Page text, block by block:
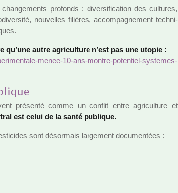
pro­fonds : diver­si­fi­ca­tion des cultu­res,
nou­vel­les filiè­res, accom­pa­gne­ment tech­ni­
qu’une autre agri­culture n’est pas une utopie :
menee-10-ans-montre-poten­tiel-sys­te­mes-
pré­senté comme un conflit entre agri­culture et
est celui de la santé publi­que.
sont désor­mais lar­ge­ment docu­men­tées :